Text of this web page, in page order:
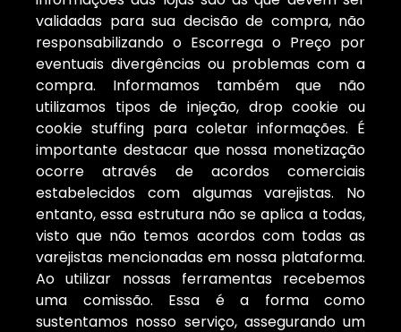
validadas para sua decisão de compra, não
responsabilizando o Escorrega o Preço por
eventuais divergências ou problemas com a
compra. Informamos também que não
utilizamos tipos de injeção, drop cookie ou
cookie stuffing para coletar informações. É
importante destacar que nossa monetização
ocorre através de acordos comerciais
estabelecidos com algumas varejistas. No
entanto, essa estrutura não se aplica a todas,
visto que não temos acordos com todas as
varejistas mencionadas em nossa plataforma.
Ao utilizar nossas ferramentas recebemos
uma comissão. Essa é a forma como
sustentamos nosso serviço, assegurando um